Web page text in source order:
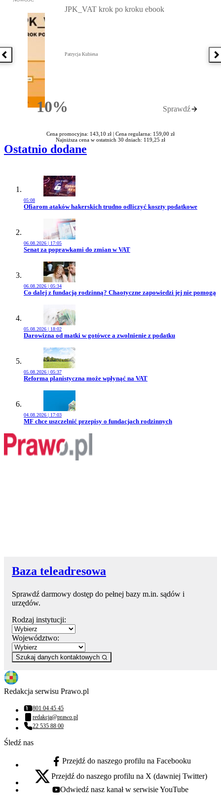
Poprzednia książka
10%Rabatu
JPK_VAT krok po kroku ebook
Patrycja Kubiesa
Sprawdź
Cena promocyjna: 143,10 zł | Cena regularna: 159,00 zł
Najniższa cena w ostatnich 30 dniach: 119,25 zł
Ostatnio dodane
05:08
Przejdź do artykułu:
Ofiarom ataków hakerskich trudno odliczyć koszty podatkowe
06.08.2026 | 17:05
Przejdź do artykułu:
Senat za poprawkami do zmian w VAT
06.08.2026 | 05:34
Przejdź do artykułu:
Co dalej z fundacją rodzinną? Chaotyczne zapowiedzi jej nie pomogą
05.08.2026 | 18:02
Przejdź do artykułu:
Darowizna od matki w gotówce a zwolnienie z podatku
05.08.2026 | 05:37
Przejdź do artykułu:
Reforma planistyczna może wpłynąć na VAT
04.08.2026 | 17:03
Przejdź do artykułu:
MF chce uszczelnić przepisy o fundacjach rodzinnych
Baza teleadresowa
Sprawdź darmowy dostęp do pełnej bazy m.in. sądów i
urzędów.
Rodzaj instytucji:
Województwo:
Szukaj danych kontaktowych
Redakcja serwisu Prawo.pl
Numer telefonu:
801 04 45 45
Adres email:
redakcja@prawo.pl
Numer telefonu:
22 535 88 00
Śledź nas
facebook - otwiera się w nowej karcie
Przejdź do naszego profilu na Facebooku
x - otwiera się w nowej karcie
Przejdź do naszego profilu na X (dawniej Twitter)
youtube - otwiera się w nowej karcie
Odwiedź nasz kanał w serwisie YouTube